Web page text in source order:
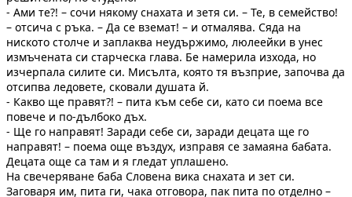
- Ами те?! – сочи някому снахата и зетя си. – Те, в семейство!
– отсича с ръка. – Да се вземат! – и отмалява. Сяда на
ниското столче и заплаква неудържимо, люлеейки в унес
измъчената си старческа глава. Бе намерила изхода, но
изчерпала силите си. Мисълта, която тя възприе, започва да
отсипва ледовете, сковали душата й.
- Какво ще правят?! – пита към себе си, като си поема все
повече и по-дълбоко дъх.
- Ще го направят! Заради себе си, заради децата ще го
направят! – поема още въздух, изправя се замаяна бабата.
Децата още са там и я гледат уплашено.
На свечеряване баба Словена вика снахата и зет си.
Заговаря им, пита ги, чака отговора, пак пита по отделно –